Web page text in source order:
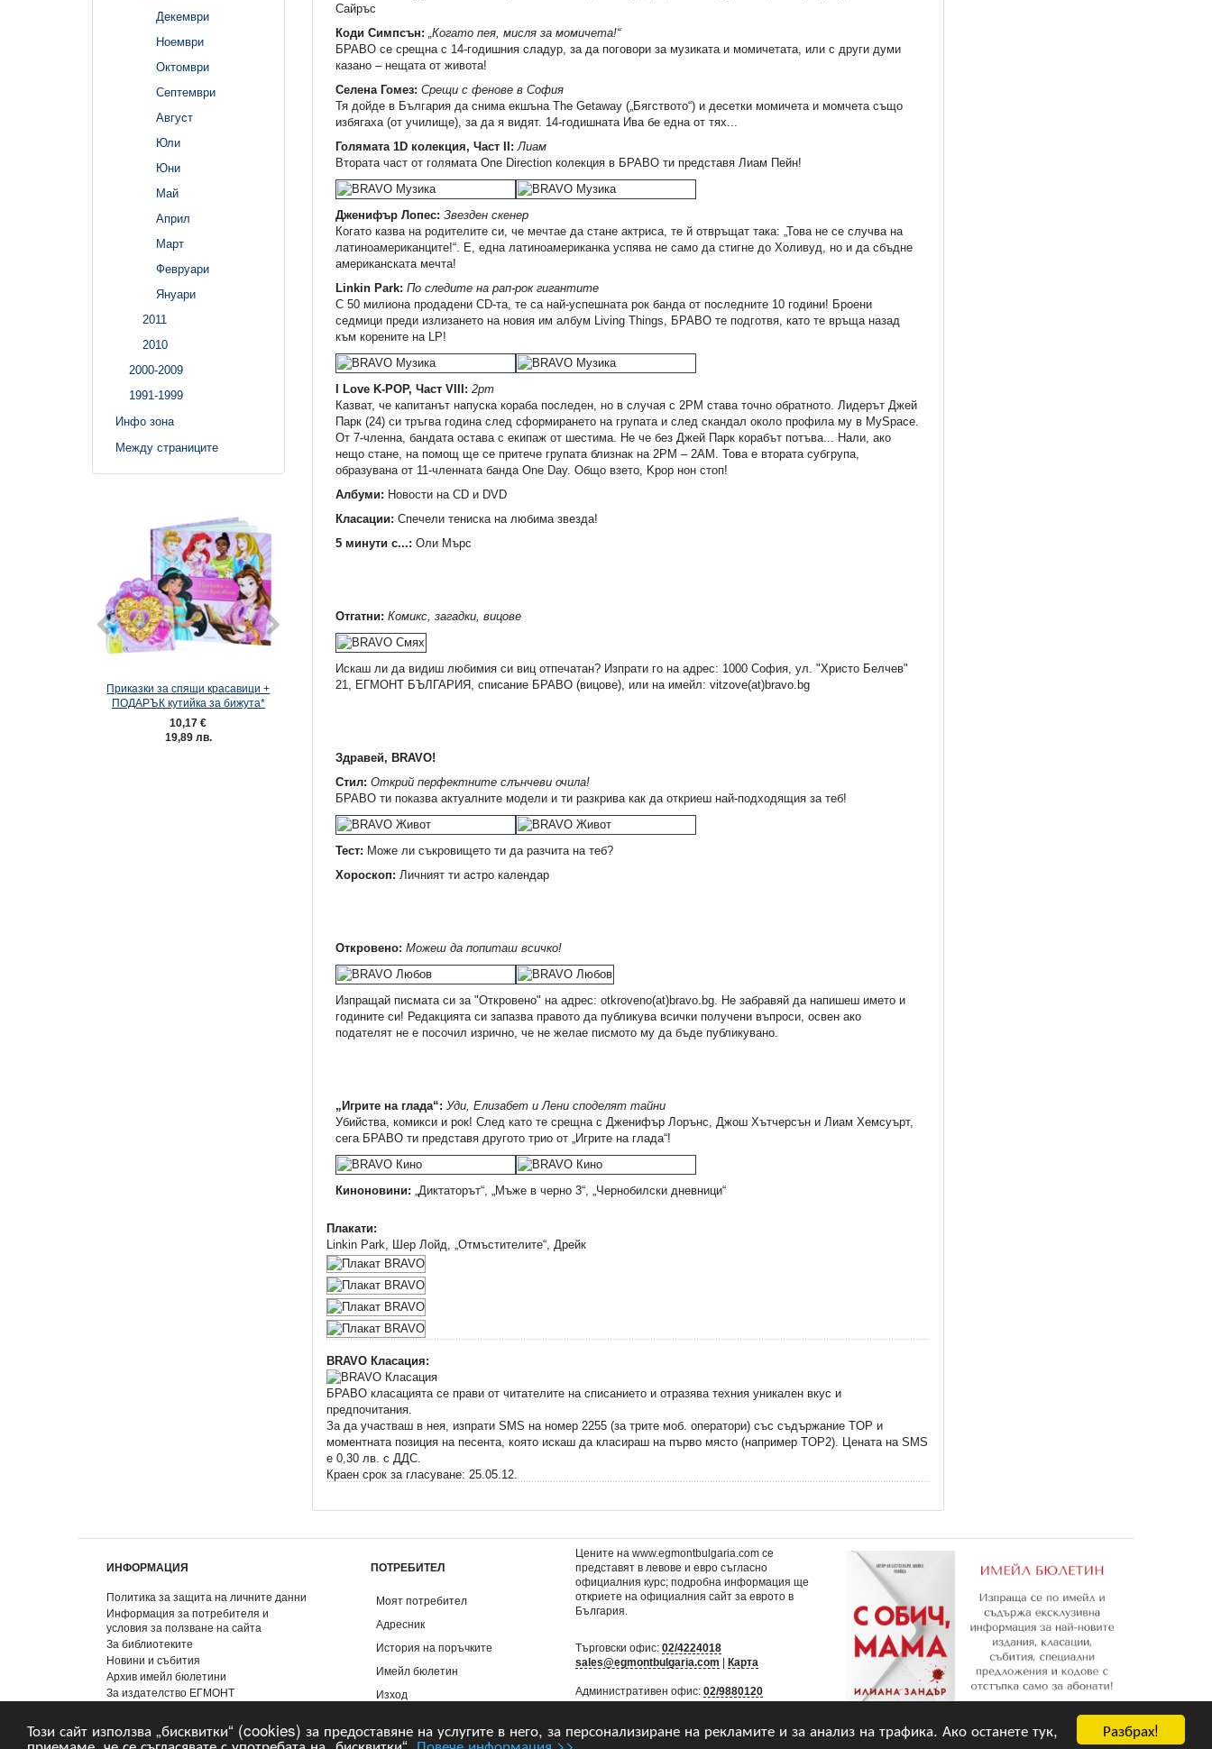
Разбрах!
Този сайт използва „бисквитки“ (cookies) за предоставяне на услугите в него, за персонализиране на рекламите и за анализ на трафика. Ако останете тук,
Декември
Ноември
Октомври
Септември
Август
Юли
Юни
Май
Април
Март
Февруари
Януари
2011
2010
2000-2009
1991-1999
Инфо зона
Между страниците
Приказки за спящи красавици +
ПОДАРЪК кутийка за бижута*
10,17 €
19,89 лв.
Списание ХОТ УИЙЛС, 2024 г. Безгрижни заедно Опитен екип
Сайръс
Коди Симпсън: „Когато пея, мисля за момичета!“
БРАВО се срещна с 14-годишния сладур, за да поговори за музиката и момичетата, или с други думи
казано – нещата от живота!
Селена Гомез: Срещи с фенове в София
Тя дойде в България да снима екшъна The Getaway („Бягството“) и десетки момичета и момчета също
избягаха (от училище), за да я видят. 14-годишната Ива бе една от тях...
Голямата 1D колекция, Част II: Лиам
Втората част от голямата One Direction колекция в БРАВО ти представя Лиам Пейн!
Дженифър Лопес: Звезден скенер
Когато казва на родителите си, че мечтае да стане актриса, те й отвръщат така: „Това не се случва на
латиноамериканците!“. Е, една латиноамериканка успява не само да стигне до Холивуд, но и да сбъдне
американската мечта!
Linkin Park: По следите на рап-рок гигантите
С 50 милиона продадени CD-та, те са най-успешната рок банда от последните 10 години! Броени
седмици преди излизането на новия им албум Living Things, БРАВО те подготвя, като те връща назад
към корените на LP!
I Love K-POP, Част VIII: 2pm
Казват, че капитанът напуска кораба последен, но в случая с 2PM става точно обратното. Лидерът Джей
Парк (24) си тръгва година след сформирането на групата и след скандал около профила му в MySpace.
От 7-членна, бандата остава с екипаж от шестима. Не че без Джей Парк корабът потъва... Нали, ако
нещо стане, на помощ ще се притече групата близнак на 2PM – 2АM. Това е втората субгрупа,
образувана от 11-членната банда One Day. Общо взето, Kpop нон стоп!
Албуми: Новости на CD и DVD
Класации: Спечели тениска на любима звезда!
5 минути с...: Оли Мърс
Отгатни: Комикс, загадки, вицове
Искаш ли да видиш любимия си виц отпечатан? Изпрати го на адрес: 1000 София, ул. "Христо Белчев"
21, ЕГМОНТ БЪЛГАРИЯ, списание БРАВО (вицове), или на имейл: vitzove(at)bravo.bg
Здравей, BRAVO!
Стил: Открий перфектните слънчеви очила!
БРАВО ти показва актуалните модели и ти разкрива как да откриеш най-подходящия за теб!
Тест: Може ли съкровището ти да разчита на теб?
Хороскоп: Личният ти астро календар
Откровено: Можеш да попиташ всичко!
Изпращай писмата си за "Откровено" на адрес: otkroveno(at)bravo.bg. Не забравяй да напишеш името и
годините си! Редакцията си запазва правото да публикува всички получени въпроси, освен ако
подателят не е посочил изрично, че не желае писмото му да бъде публикувано.
„Игрите на глада“: Уди, Елизабет и Лени споделят тайни
Убийства, комикси и рок! След като те срещна с Дженифър Лорънс, Джош Хътчерсън и Лиам Хемсуърт,
сега БРАВО ти представя другото трио от „Игрите на глада“!
Киноновини: „Диктаторът“, „Мъже в черно 3“, „Чернобилски дневници“
Плакати:
Linkin Park, Шер Лойд, „Отмъстителите“, Дрейк
BRAVO Класация:
БРАВО класацията се прави от читателите на списанието и отразява техния уникален вкус и
предпочитания.
За да участваш в нея, изпрати SMS на номер 2255 (за трите моб. оператори) със съдържание TOP и
моментната позиция на песента, която искаш да класираш на първо място (например TOP2). Цената на SMS
e 0,30 лв. с ДДС.
Краен срок за гласуване: 25.05.12.
ИНФОРМАЦИЯ
Политика за защита на личните данни
Информация за потребителя и
условия за ползване на сайта
За библиотеките
Новини и събития
Архив имейл бюлетини
За издателство ЕГМОНТ
ПОТРЕБИТЕЛ
Моят потребител
Адресник
История на поръчките
Имейл бюлетин
Изход
Цените на www.egmontbulgaria.com се
представят в левове и евро съгласно
официалния курс; подробна информация ще
откриете наофициалния сайт за еврото в
България
Търговски офис:02/4224018
sales@egmontbulgaria.com
Карта
Административен офис:02/9880120
Абониране